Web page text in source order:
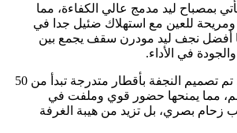
بمصباح ليد مدمج عالي الكفاءة، مما
ومريحة للعين مع استهلاك ضئيل جدا في
أفضل نجف ليد مودرن سقف يجمع بين
في الأداء.
​أبعاد مدروسة بعناية: تم تصميم النجفة بأقطار متدرجة تبدأ من 50
وصولا إلى 60 سم، مما يمنحها حضور قوي وملفت في
زحام بصري، بل تزيد من هيبة الغرفة